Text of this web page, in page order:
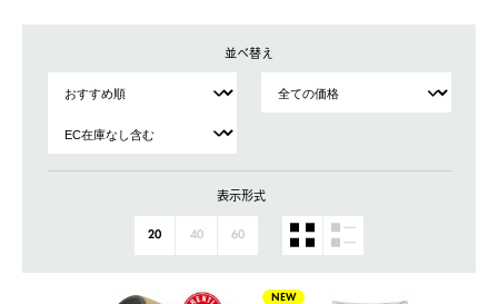
並べ替え
表示形式
20 40 60
NEW